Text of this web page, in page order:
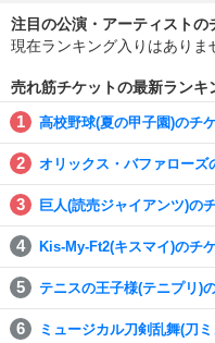
注目の公演・アーティストの
現在ランキング入りはありま
売れ筋チケットの最新ランキ
高校野球(夏の甲子園)のチ
オリックス・バファローズ
巨人(読売ジャイアンツ)の
Kis-My-Ft2(キスマイ)のチ
テニスの王子様(テニプリ)
ミュージカル刀剣乱舞(刀